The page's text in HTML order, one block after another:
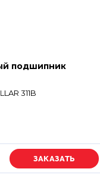
подшипник
311B
Уточняйте цену